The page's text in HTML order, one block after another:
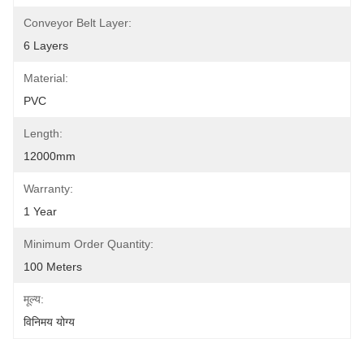
Conveyor Belt Layer:
6 Layers
Material:
PVC
Length:
12000mm
Warranty:
1 Year
Minimum Order Quantity:
100 Meters
मूल्य:
विनिमय योग्य